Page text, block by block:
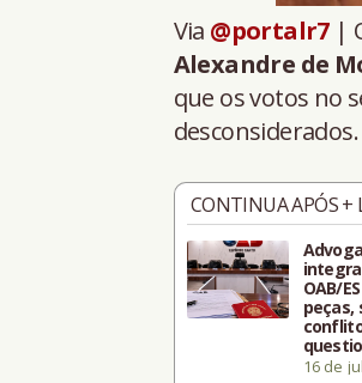
Via @portalr7|
Alexandre de
que os votos no
CONTINUA APÓS +
OAB/
peças,
16 de